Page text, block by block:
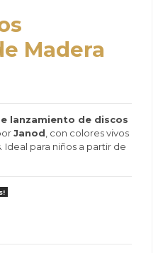
Madera
lanzamiento de discos
Janod, con colores vivos
Ideal para niños a partir de